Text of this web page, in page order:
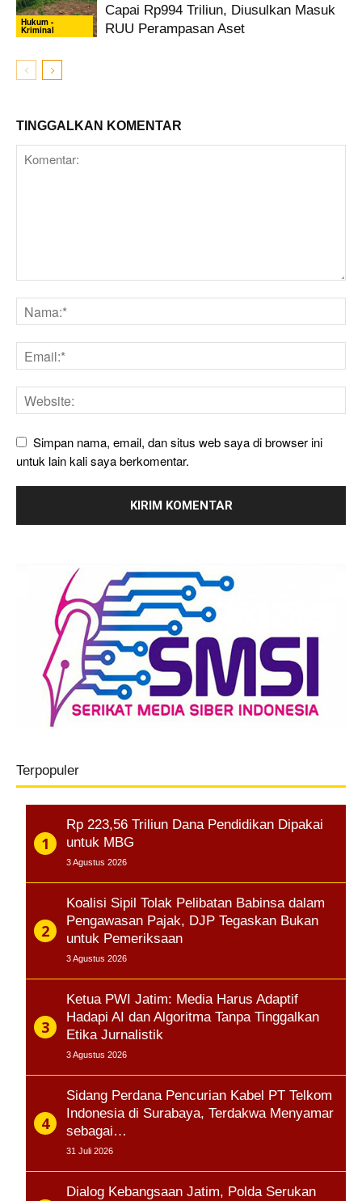
Hukum -
Kriminal
Capai Rp994 Triliun, Diusulkan Masuk
RUU Perampasan Aset
TINGGALKAN KOMENTAR
Simpan nama, email, dan situs web saya di browser ini
untuk lain kali saya berkomentar.
Terpopuler
Rp 223,56 Triliun Dana Pendidikan Dipakai
untuk MBG
3 Agustus 2026
Koalisi Sipil Tolak Pelibatan Babinsa dalam
Pengawasan Pajak, DJP Tegaskan Bukan
untuk Pemeriksaan
3 Agustus 2026
Ketua PWI Jatim: Media Harus Adaptif
Hadapi AI dan Algoritma Tanpa Tinggalkan
Etika Jurnalistik
3 Agustus 2026
Sidang Perdana Pencurian Kabel PT Telkom
Indonesia di Surabaya, Terdakwa Menyamar
sebagai…
31 Juli 2026
Dialog Kebangsaan Jatim, Polda Serukan